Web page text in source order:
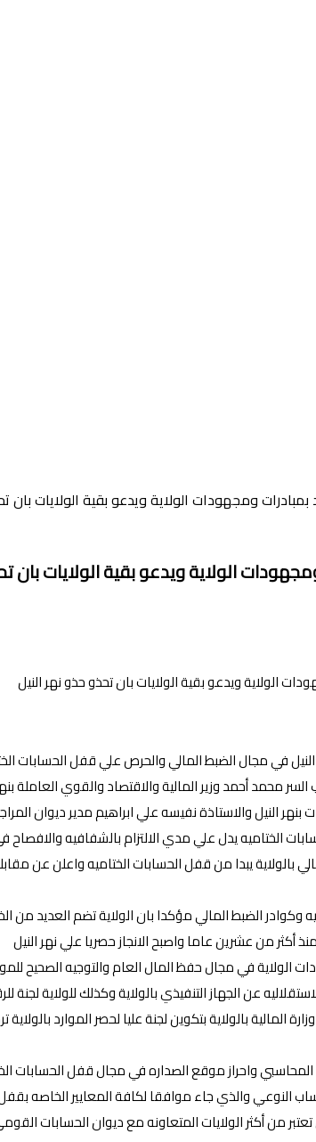
بمبادرات ومجهودات الولاية ويدعو بقية الولايات بان
الولاية ويدعو بقية الولايات بان
نهر النيل في مجال الضبط المالي والحرص علي قفل
محمد أحمد وزير المالية والاقتصاد والقوي العاملة
النيل والاستاذة نفيسه علي ابراهيم مدير ديوان
الختاميه يدل علي مدي الالتزام بالشفافيه
يبدا من قفل الحسابات الختاميه واعلن عن مقابلة
وكوادر الضبط المالي مؤكدا بان الولاية تضم العديد
أكثر من عشرين عاما واصبح الانجاز حصريا علي نهر النيل
في مجال حفظ المال العام والتوجيه الصحيح
عن الجهاز التنفيذي بالولاية وكذلك للولاية لجنة
المالية بالولاية بتكوين لجنة عليا لحصر الموارد
المحاسبي واحراز موقع الصداره في مجال قفل
النوعي والذي جاء موافقا لكافة المعايير الخاصه
تعتبر من أكثر الولايات المتعاونه مع ديوان الحسابات